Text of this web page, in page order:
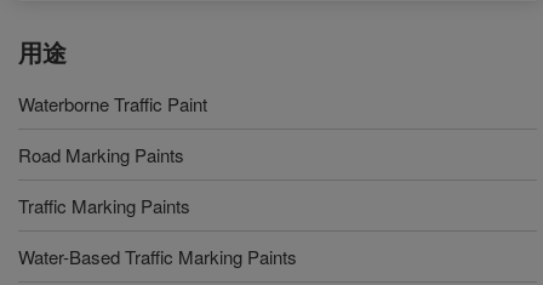
用途
Waterborne Traffic Paint
Road Marking Paints
Traffic Marking Paints
Water-Based Traffic Marking Paints